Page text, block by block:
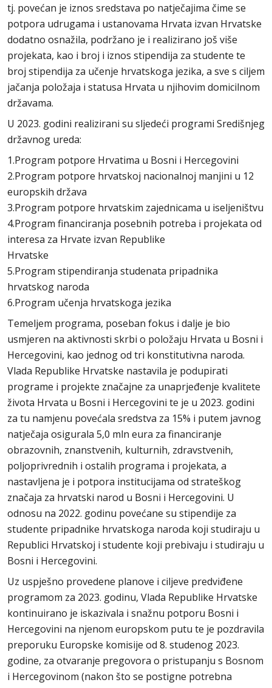
tj. povećan je iznos sredstava po natječajima čime se
potpora udrugama i ustanovama Hrvata izvan Hrvatske
dodatno osnažila, podržano je i realizirano još više
projekata, kao i broj i iznos stipendija za studente te
broj stipendija za učenje hrvatskoga jezika, a sve s ciljem
jačanja položaja i statusa Hrvata u njihovim domicilnom
državama.
U 2023. godini realizirani su sljedeći programi Središnjeg
državnog ureda:
1.Program potpore Hrvatima u Bosni i Hercegovini
2.Program potpore hrvatskoj nacionalnoj manjini u 12
europskih država
3.Program potpore hrvatskim zajednicama u iseljeništvu
4.Program financiranja posebnih potreba i projekata od
interesa za Hrvate izvan Republike
Hrvatske
5.Program stipendiranja studenata pripadnika
hrvatskog naroda
6.Program učenja hrvatskoga jezika
Temeljem programa, poseban fokus i dalje je bio
usmjeren na aktivnosti skrbi o položaju Hrvata u Bosni i
Hercegovini, kao jednog od tri konstitutivna naroda.
Vlada Republike Hrvatske nastavila je podupirati
programe i projekte značajne za unaprjeđenje kvalitete
života Hrvata u Bosni i Hercegovini te je u 2023. godini
za tu namjenu povećala sredstva za 15% i putem javnog
natječaja osigurala 5,0 mln eura za financiranje
obrazovnih, znanstvenih, kulturnih, zdravstvenih,
poljoprivrednih i ostalih programa i projekata, a
nastavljena je i potpora institucijama od strateškog
značaja za hrvatski narod u Bosni i Hercegovini. U
odnosu na 2022. godinu povećane su stipendije za
studente pripadnike hrvatskoga naroda koji studiraju u
Republici Hrvatskoj i studente koji prebivaju i studiraju u
Bosni i Hercegovini.
Uz uspješno provedene planove i ciljeve predviđene
programom za 2023. godinu, Vlada Republike Hrvatske
kontinuirano je iskazivala i snažnu potporu Bosni i
Hercegovini na njenom europskom putu te je pozdravila
preporuku Europske komisije od 8. studenog 2023.
godine, za otvaranje pregovora o pristupanju s Bosnom
i Hercegovinom (nakon što se postigne potrebna